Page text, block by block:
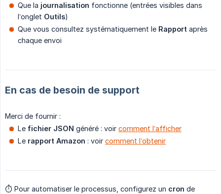
Que la journalisation fonctionne (entrées visibles dans
l’onglet Outils)
Que vous consultez systématiquement le Rapport après
chaque envoi
En cas de besoin de support
Merci de fournir :
Le fichier JSON généré : voir comment l’afficher
Le rapport Amazon : voir comment l’obtenir
⏱️ Pour automatiser le processus, configurez un cron de